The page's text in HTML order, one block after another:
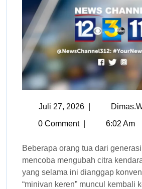
Juli 27, 2026
0 Comment
6:02 Am
Beberapa orang tua dari generasi milenial tampak
mencoba mengubah citra
yang selama ini dianggap
“minivan keren” muncul kembali